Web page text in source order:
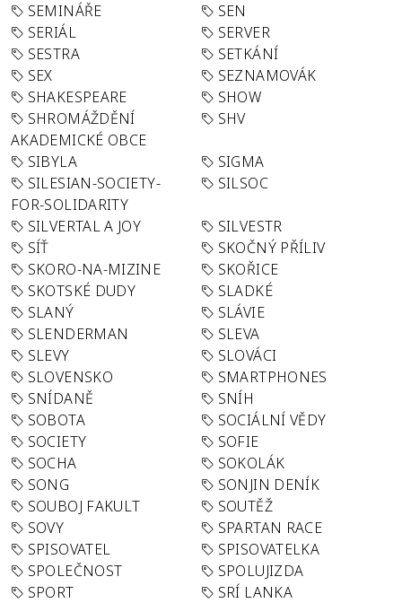
SEMINÁŘE
SEN
SERIÁL
SERVER
SESTRA
SETKÁNÍ
SEX
SEZNAMOVÁK
SHAKESPEARE
SHOW
SHROMÁŽDĚNÍ
AKADEMICKÉ OBCE
SHV
SIBYLA
SIGMA
SILESIAN-SOCIETY-
FOR-SOLIDARITY
SILSOC
SILVERTAL A JOY
SILVESTR
SÍŤ
SKOČNÝ PŘÍLIV
SKORO-NA-MIZINE
SKOŘICE
SKOTSKÉ DUDY
SLADKÉ
SLANÝ
SLÁVIE
SLENDERMAN
SLEVA
SLEVY
SLOVÁCI
SLOVENSKO
SMARTPHONES
SNÍDANĚ
SNÍH
SOBOTA
SOCIÁLNÍ VĚDY
SOCIETY
SOFIE
SOCHA
SOKOLÁK
SONG
SONJIN DENÍK
SOUBOJ FAKULT
SOUTĚŽ
SOVY
SPARTAN RACE
SPISOVATEL
SPISOVATELKA
SPOLEČNOST
SPOLUJIZDA
SPORT
SRÍ LANKA